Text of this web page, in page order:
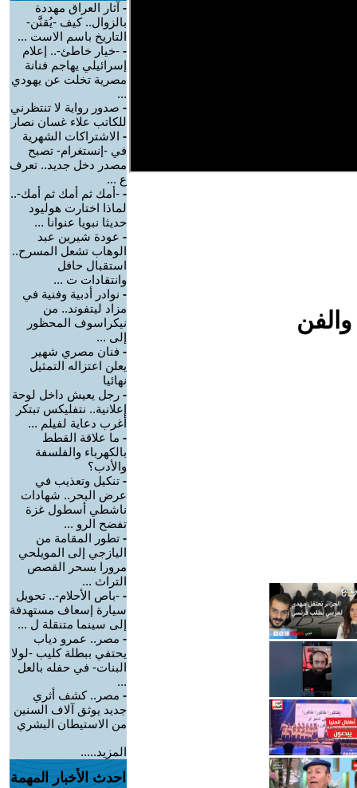
- آثار العراق مهددة
بالزوال.. كيف -يُقنَّن-
التاريخ باسم الاست ...
- -خيار خاطئ-.. إعلام
إسرائيلي يهاجم فنانة
مصرية تخلت عن يهودي
...
- صدور رواية لا تنتظرني
للكاتب علاء غسان نصار
- الاشتراكات الشهرية
في -إنستغرام- تصبح
مصدر دخل جديد.. تعرف
ع ...
- -أمك ثم أمك ثم أمك-..
لماذا اختارت هوليود
حديثا نبويا عنوانا ...
- عودة شيرين عبد
الوهاب تشعل المسرح..
استقبال حافل
وانتقادات ت ...
- نوادر أدبية وفنية في
مزاد ليتفوند.. من
نيكراسوف المحظور
إلى ...
- فنان مصري شهير
يعلن اعتزاله التمثيل
نهائيا
- رجل يعيش داخل لوحة
إعلانية.. نتفليكس تبتكر
أغرب دعاية لفيلم ...
- ما علاقة القطط
بالكهرباء والفلسفة
والأدب؟
- تنكيل وتعذيب في
عرض البحر.. شهادات
ناشطي أسطول غزة
تفضح الرو ...
- تطور المقامة من
اليازجي إلى المويلحي
مرورا بسحر القصص
التراث ...
- -باص الأحلام-.. تحويل
سيارة إسعاف مستهدفة
إلى سينما متنقلة ل ...
- مصر.. عمرو دياب
يحتفي ببطلة كليب -لولا
البنات- في حفله بالعل
...
- مصر.. كشف أثري
جديد يوثق آلاف السنين
من الاستيطان البشري
المزيد.....
احدث الأخبار المهمة